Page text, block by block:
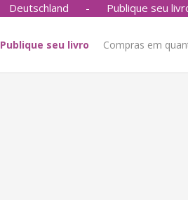
Deutschland - Publique seu
Publique seu livro Compras em